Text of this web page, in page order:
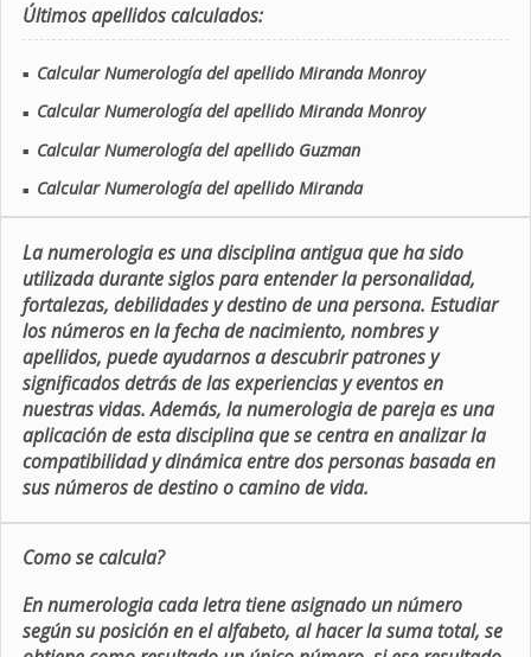
Últimos apellidos calculados:
■ Calcular Numerología del apellido Miranda Monroy
■ Calcular Numerología del apellido Miranda Monroy
■ Calcular Numerología del apellido Guzman
■ Calcular Numerología del apellido Miranda
La numerologia es una disciplina antigua que ha sido
utilizada durante siglos para entender la personalidad,
fortalezas, debilidades y destino de una persona. Estudiar
los números en la fecha de nacimiento, nombres y
apellidos, puede ayudarnos a descubrir patrones y
significados detrás de las experiencias y eventos en
nuestras vidas. Además, la numerologia de pareja es una
aplicación de esta disciplina que se centra en analizar la
compatibilidad y dinámica entre dos personas basada en
sus números de destino o camino de vida.
Como se calcula?
En numerologia cada letra tiene asignado un número
según su posición en el alfabeto, al hacer la suma total, se